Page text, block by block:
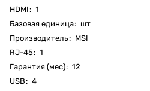
HDMI: 1
Базовая единица: шт
Производитель: MSI
RJ-45: 1
Гарантия (мес): 12
USB: 4